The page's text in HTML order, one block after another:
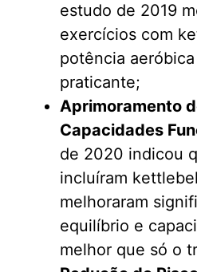
estudo de 2019
exercícios com
potência
praticante;
Aprimoramento
Capacidades
de 2020 indicou
incluíram
melhoraram
equilíbrio e
melhor que só o